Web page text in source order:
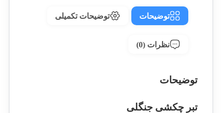
توضیحات توضیحات تکمیلی
نظرات (0)
توضیحات
تبر چکشی جنگلی